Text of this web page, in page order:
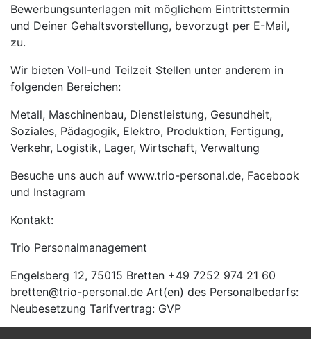
Bewerbungsunterlagen mit möglichem Eintrittstermin
und Deiner Gehaltsvorstellung, bevorzugt per E-Mail,
zu.
Wir bieten Voll-und Teilzeit Stellen unter anderem in
folgenden Bereichen:
Metall, Maschinenbau, Dienstleistung, Gesundheit,
Soziales, Pädagogik, Elektro, Produktion, Fertigung,
Verkehr, Logistik, Lager, Wirtschaft, Verwaltung
Besuche uns auch auf www.trio-personal.de, Facebook
und Instagram
Kontakt:
Trio Personalmanagement
Engelsberg 12, 75015 Bretten +49 7252 974 21 60
bretten@trio-personal.de Art(en) des Personalbedarfs:
Neubesetzung Tarifvertrag: GVP